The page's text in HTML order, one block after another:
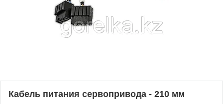
Кабель питания сервопривода - 210 мм